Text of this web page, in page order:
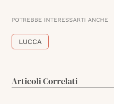
POTREBBE INTERESSARTI ANCHE
LUCCA
Articoli Correlati